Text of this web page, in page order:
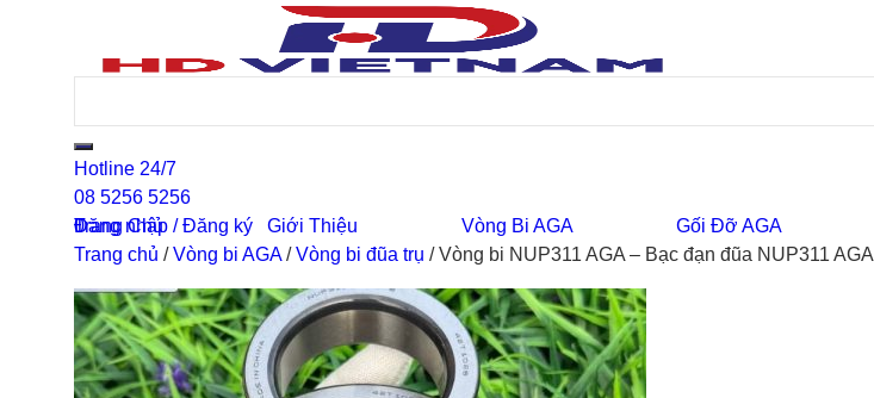
Hotline 24/7
08 5256 5256
0
Đăng nhập / Đăng ký
Trang Chủ Giới Thiệu Vòng Bi AGA Gối Đỡ AGA
Trang chủ /Vòng bi AGA/Vòng bi đũa trụ /Vòng bi NUP311 AGA – Bạc đạn đũa NUP311 AGA